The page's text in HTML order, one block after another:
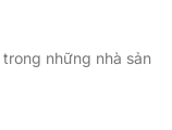
những nhà sản